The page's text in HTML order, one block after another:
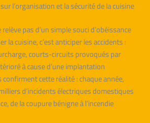
l’organisation et la sécurité de la cuisine
pas d’un simple souci d’obéissance
la cuisine, c’est anticiper les accidents :
courts-circuits provoqués par
à cause d’une implantation
cette réalité : chaque année,
d’incidents électriques domestiques
de la coupure bénigne à l’incendie